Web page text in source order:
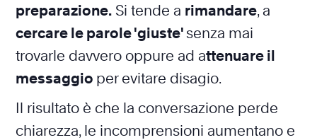
preparazione. Si tende a rimandare, a
cercare le parole 'giuste' senza mai
trovarle davvero oppure ad attenuare il
messaggio per evitare disagio.
Il risultato è che la conversazione perde
chiarezza, le incomprensioni aumentano e